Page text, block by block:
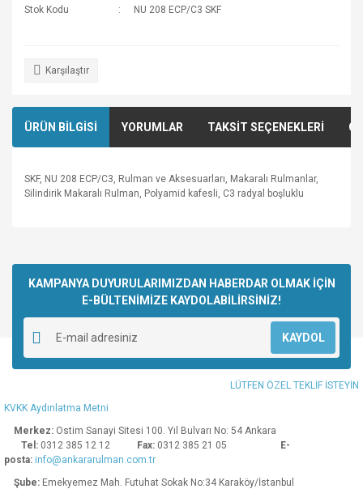
Stok Kodu
NU 208 ECP/C3 SKF
Karşılaştır
ÜRÜN BİLGİSİ YORUMLAR TAKSİT SEÇENEKLERİ
SKF, NU 208 ECP/C3, Rulman ve Aksesuarları, Makaralı Rulmanlar,
Silindirik Makaralı Rulman, Polyamid kafesli, C3 radyal boşluklu
Yorum Yaz
kullanarak tarafımıza iletebilirsiniz.
Görüş ve önerileriniz için teşekkür ederiz.
Ürün resmi kalitesiz, bozuk veya görüntülenemiyor.
Ürün açıklamasında eksik bilgiler bulunuyor.
Ürün bilgilerinde hatalar bulunuyor.
Ürün fiyatı diğer sitelerden daha pahalı.
Bu ürüne benzer farklı alternatifler olmalı.
KAMPANYA DUYURULARIMIZDAN HABERDAR OLMAK İÇİN
E-BÜLTENİMİZE KAYDOLABİLİRSİNİZ!
KAYDOL
LÜTFEN ÖZEL TEKLİF İSTEYİN
KVKK Aydınlatma Metni
Merkez: Ostim Sanayi Sitesi 100. Yıl Bulvarı No: 54 Ankara
Tel: 0312 385 12 12 Fax: 0312 385 21 05
E-
posta: info@ankararulman.com.tr
Şube: Emekyemez Mah. Futuhat Sokak No:34 Karaköy/İstanbul